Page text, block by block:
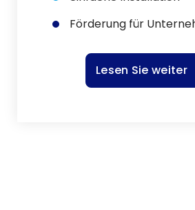
Förderung für
Lesen Sie weiter